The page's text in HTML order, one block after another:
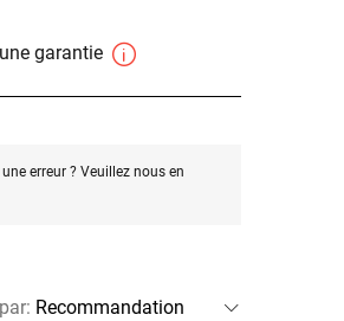
garantie
erreur ? Veuillez nous en
: